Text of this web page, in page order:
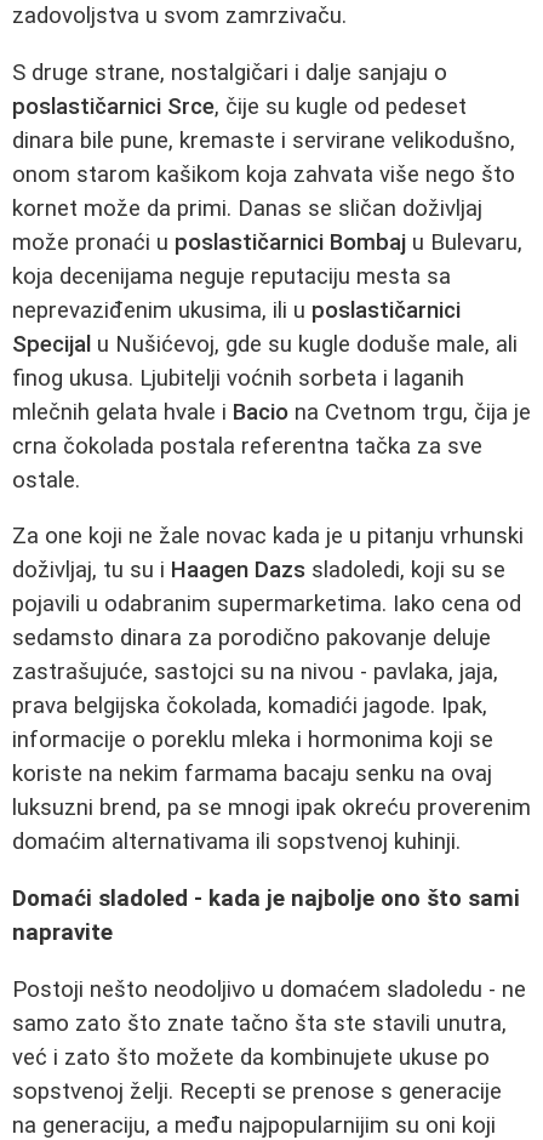
zadovoljstva u svom zamrzivaču.
S druge strane, nostalgičari i dalje sanjaju o
poslastičarnici Srce, čije su kugle od pedeset
dinara bile pune, kremaste i servirane velikodušno,
onom starom kašikom koja zahvata više nego što
kornet može da primi. Danas se sličan doživljaj
može pronaći u poslastičarnici Bombaj u Bulevaru,
koja decenijama neguje reputaciju mesta sa
neprevaziđenim ukusima, ili u poslastičarnici
Specijal u Nušićevoj, gde su kugle doduše male, ali
finog ukusa. Ljubitelji voćnih sorbeta i laganih
mlečnih gelata hvale i Bacio na Cvetnom trgu, čija je
crna čokolada postala referentna tačka za sve
ostale.
Za one koji ne žale novac kada je u pitanju vrhunski
doživljaj, tu su i Haagen Dazs sladoledi, koji su se
pojavili u odabranim supermarketima. Iako cena od
sedamsto dinara za porodično pakovanje deluje
zastrašujuće, sastojci su na nivou - pavlaka, jaja,
prava belgijska čokolada, komadići jagode. Ipak,
informacije o poreklu mleka i hormonima koji se
koriste na nekim farmama bacaju senku na ovaj
luksuzni brend, pa se mnogi ipak okreću proverenim
domaćim alternativama ili sopstvenoj kuhinji.
Domaći sladoled - kada je najbolje ono što sami
napravite
Postoji nešto neodoljivo u domaćem sladoledu - ne
samo zato što znate tačno šta ste stavili unutra,
već i zato što možete da kombinujete ukuse po
sopstvenoj želji. Recepti se prenose s generacije
na generaciju, a među najpopularnijim su oni koji